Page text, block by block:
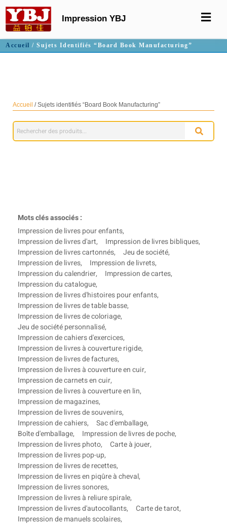
Impression YBJ
Accueil / Sujets Identifiés “Board Book Manufacturing”
Accueil / Sujets identifiés “Board Book Manufacturing”
Mots clés associés :
Impression de livres pour enfants,
Impression de livres d'art, Impression de livres bibliques,
Impression de livres cartonnés, Jeu de société,
Impression de livres, Impression de livrets,
Impression du calendrier, Impression de cartes,
Impression du catalogue,
Impression de livres d'histoires pour enfants,
Impression de livres de table basse,
Impression de livres de coloriage,
Jeu de société personnalisé,
Impression de cahiers d'exercices,
Impression de livres à couverture rigide,
Impression de livres de factures,
Impression de livres à couverture en cuir,
Impression de carnets en cuir,
Impression de livres à couverture en lin,
Impression de magazines,
Impression de livres de souvenirs,
Impression de cahiers, Sac d'emballage,
Boîte d'emballage, Impression de livres de poche,
Impression de livres photo, Carte à jouer,
Impression de livres pop-up,
Impression de livres de recettes,
Impression de livres en piqûre à cheval,
Impression de livres sonores,
Impression de livres à reliure spirale,
Impression de livres d'autocollants, Carte de tarot,
Impression de manuels scolaires,